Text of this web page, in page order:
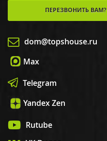
ПЕРЕЗВОНИТЬ ВАМ?
dom@topshouse.ru
Max
Telegram
Yandex Zen
Rutube